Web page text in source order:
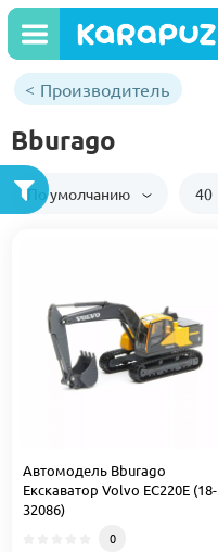
Производитель
Bburago
По умолчанию 40
Автомодель Bburago
Екскаватор Volvo EC220E (18-
32086)
0